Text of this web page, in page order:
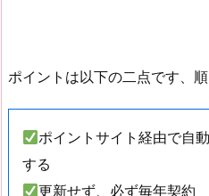
ポイントは以下の二点です、
ポイントサイト経由で自
する
更新せず、必ず毎年契約